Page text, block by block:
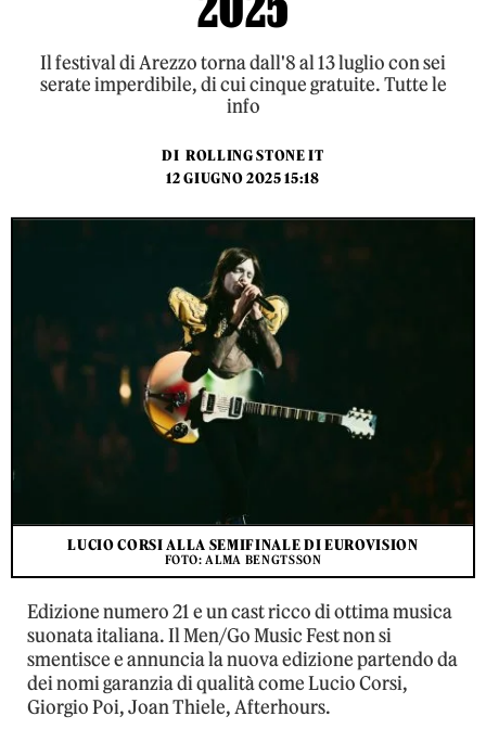
Il festival di Arezzo torna dall'8 al 13 luglio con sei
serate imperdibile, di cui cinque gratuite. Tutte le
info
DI ROLLING STONE IT
12 GIUGNO 2025 15:18
LUCIO CORSI ALLA SEMIFINALE DI EUROVISION
FOTO: ALMA BENGTSSON
Edizione numero 21 e un cast ricco di ottima musica
suonata italiana. Il Men/Go Music Fest non si
smentisce e annuncia la nuova edizione partendo da
dei nomi garanzia di qualità come Lucio Corsi,
Giorgio Poi, Joan Thiele, Afterhours.